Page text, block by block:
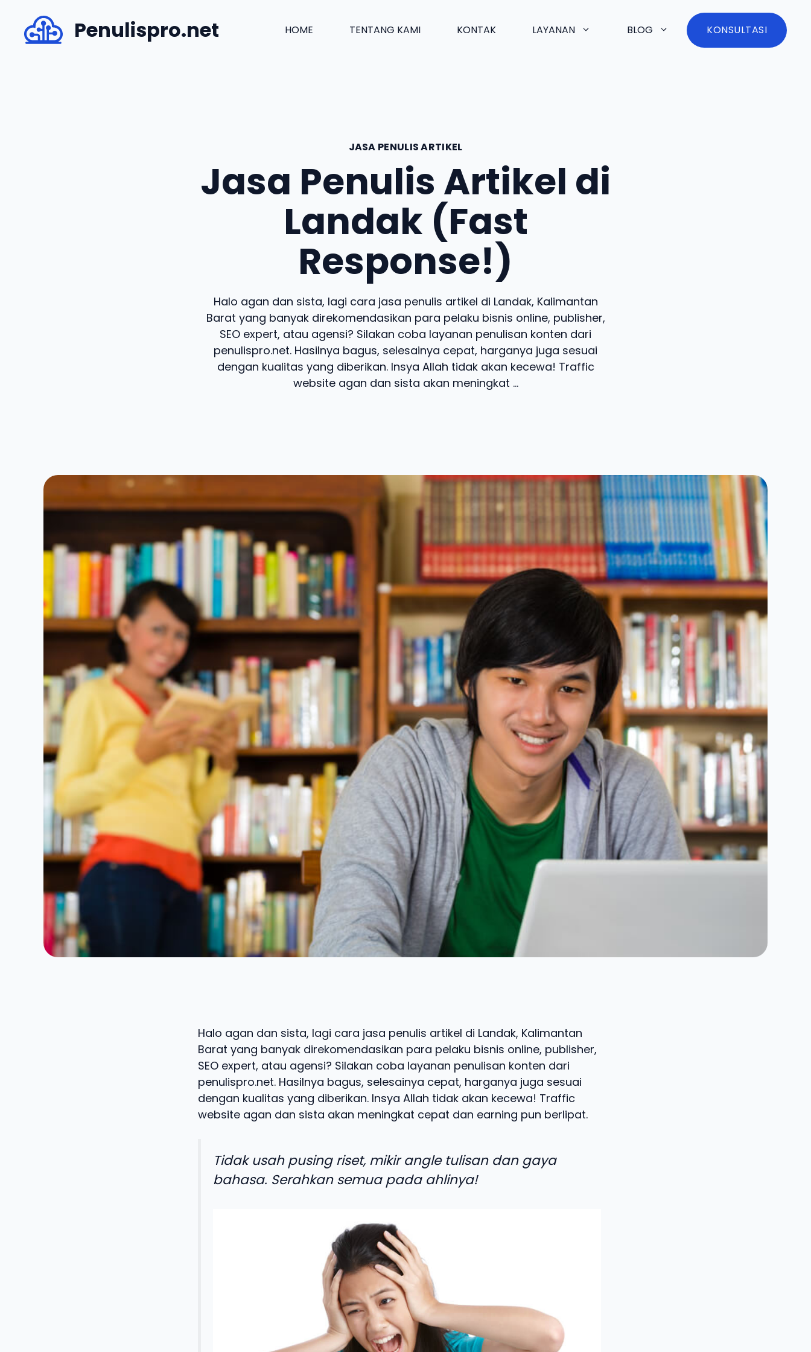
content
Penulispro.net HOME TENTANG KAMI KONTAK LAYANAN BLOG KONSULTASI
JASA PENULIS ARTIKEL
Jasa Penulis Artikel di
Landak (Fast
Response!)
Halo agan dan sista, lagi cara jasa penulis artikel di Landak, Kalimantan
Barat yang banyak direkomendasikan para pelaku bisnis online, publisher,
SEO expert, atau agensi? Silakan coba layanan penulisan konten dari
penulispro.net. Hasilnya bagus, selesainya cepat, harganya juga sesuai
dengan kualitas yang diberikan. Insya Allah tidak akan kecewa! Traffic
website agan dan sista akan meningkat ...
Halo agan dan sista, lagi cara jasa penulis artikel di Landak, Kalimantan
Barat yang banyak direkomendasikan para pelaku bisnis online, publisher,
SEO expert, atau agensi? Silakan coba layanan penulisan konten dari
penulispro.net. Hasilnya bagus, selesainya cepat, harganya juga sesuai
dengan kualitas yang diberikan. Insya Allah tidak akan kecewa! Traffic
website agan dan sista akan meningkat cepat dan earning pun berlipat.
Tidak usah pusing riset, mikir angle tulisan dan gaya
bahasa. Serahkan semua pada ahlinya!